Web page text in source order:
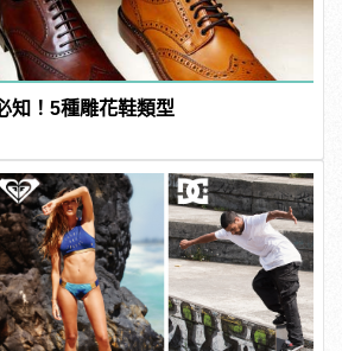
知！5種雕花鞋類型